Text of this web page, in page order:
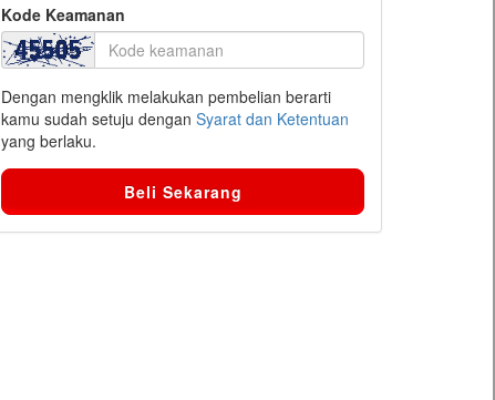
Kode Keamanan
Dengan mengklik melakukan pembelian berarti
kamu sudah setuju dengan Syarat dan Ketentuan
yang berlaku.
Beli Sekarang